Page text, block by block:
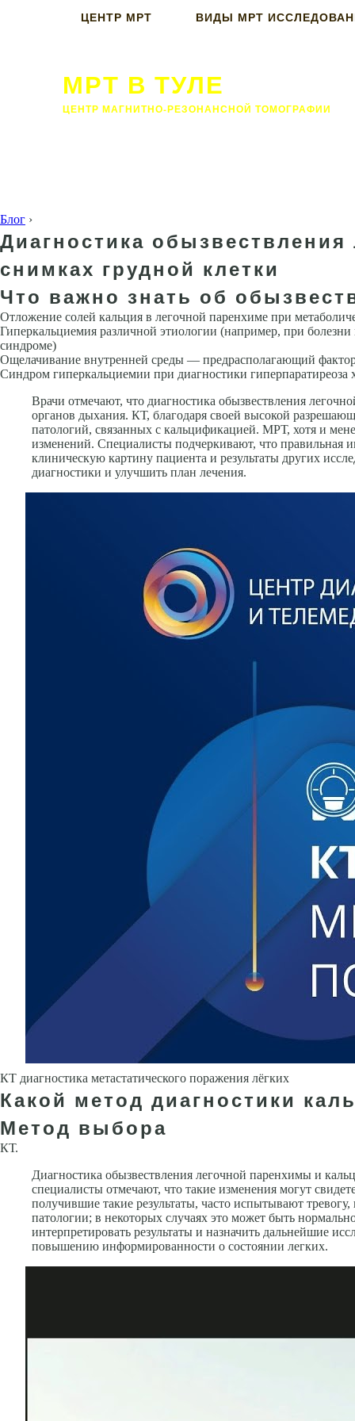
ЦЕНТР МРТ ВИДЫ МРТ
МРТ В ТУЛЕ
ЦЕНТР МАГНИТНО-РЕЗОНАНСНОЙ ТОМОГРАФИИ
Блог ›
Диагностика
снимках грудной клетки
Что важно знать об
Отложение солей кальция в легочной паренхиме при
Гиперкальциемия различной этиологии (например, при
синдроме)
Ощелачивание вну­тренней среды — предрасполагающий
Синдром гиперкальциемии при диагностики гиперпаратиреоза
Врачи отмечают, что диагностика обызвествления
органов дыхания. КТ, благодаря своей высокой
патологий, связанных с кальцификацией. МРТ, хотя и
изменений. Специалисты подчеркивают, что правильная
клиническую картину пациента и результаты других
диагностики и улучшить план лечения.
КТ диагностика метастатического поражения лёгких
Какой метод диагностики
Метод выбора
КТ.
Диагностика обызвествления легочной паренхимы и
специалисты отмечают, что такие изменения могут
получившие такие результаты, часто испытывают
патологии; в некоторых случаях это может быть
интерпретировать результаты и назначить дальнейшие
повышению информированности о состоянии легких.